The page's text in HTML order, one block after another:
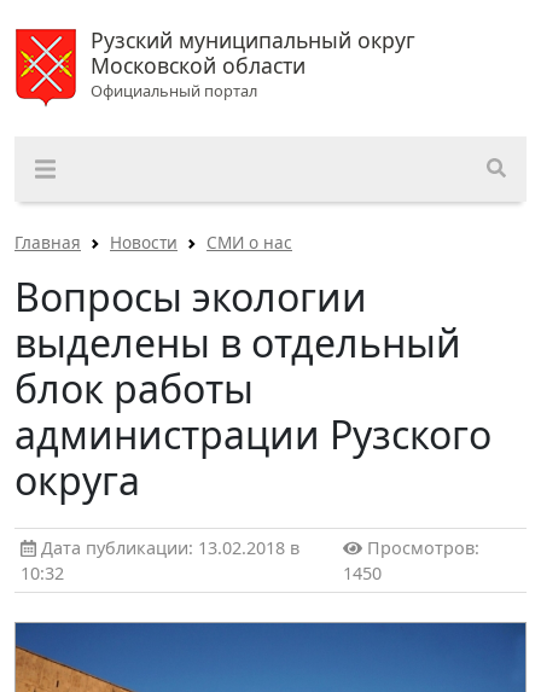
Рузский муниципальный округ
Московской области
Официальный портал
Главная Новости СМИ о нас
Вопросы экологии
выделены в отдельный
блок работы
администрации Рузского
округа
Дата публикации: 13.02.2018 в
10:32
Просмотров:
1450